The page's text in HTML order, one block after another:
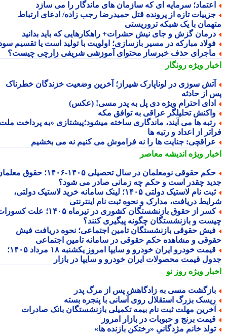
سرمایه ای که سازمان های ماندگار را می سازد
تازه از پرونده قتل حمیدرضا رجب زاده/ ادعای ارتباط
با یک شبکه تروریستی
گزش و جای نیش حشرات+ راهکارهایی که باید بدانید
مبارکه در مسیر بازسازی؛ اولویت با تولید است یا تقسیم سود؟
حذف خبرساز محتوای آموزشی شریفی زارچی چیست؟
ویژهرونگار
سوزی در لوناپارک شیراز؛ آخرین وضعیت خزندگان خطرناک
از حادثه
احترام ویژه دی پل به پدر مسی! (عکس)
تحلیلگر عراقی به توافق مکه
ها می آیند، ماندگاری ساخته میشود؛پیشتازی «به پرداخت ملت
از اعداد و رتبه ها
جنایت ها را نه فراموش می کنیم نه می بخشیم
ویژهاندیشه معاصر
حکم حقوقی نومعلمان در سال تحصیلی ۱۴۰۵-۱۴۰۶؛ حقوق معلمان
چقدر است و حکم چه زمانی صادر می شود؟
ثبت نام لاستیک دولتی ۱۴۰۵؛ لینک سامانه خرید لاستیک دولتی،
دریافت، مدارک و نحوه ثبت نام اینترنتی
کسر از حقوق بازنشستگان کشوری در تیرماه ۱۴۰۵؛ علت کسورات
و بازنشستگان چگونه پیگیری کنند؟
حقوقی بازنشستگان تامین اجتماعی؛ نحوه دریافت فیش
و مشاهده حکم حقوقی در سامانه تامین اجتماعی
قیمت خودرو ایران خودرو و سایپا امروز یکشنبه ۱۸ مرداد ۱۴۰۵؛
قیمت محصولات ایران خودرو و سایپا در بازار
ویژهروز نو
مسی به زادگاهش پس از مرگ پدر
بزرگ استقلال روی آسانی با پنجره بسته
مهلت ثبت نام بیمه تکمیلی بازنشستگان بانک صادرات
برنج و حبوبات در بازار امروز
خانم مژدگانیِِ «رختکن بازنده ها»